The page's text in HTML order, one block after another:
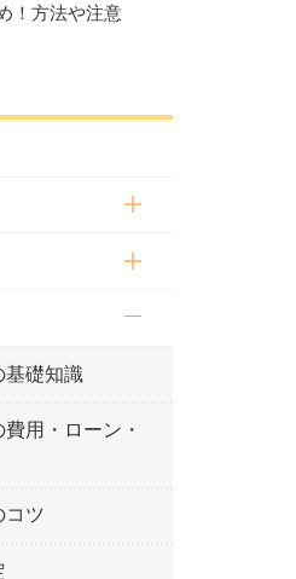
！方法や注意
基礎知識
用・ローン・
コツ